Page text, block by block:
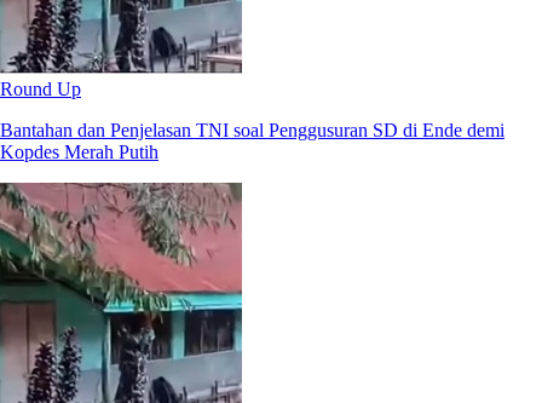
Round Up
Bantahan dan Penjelasan TNI soal Penggusuran SD di Ende demi
Kopdes Merah Putih